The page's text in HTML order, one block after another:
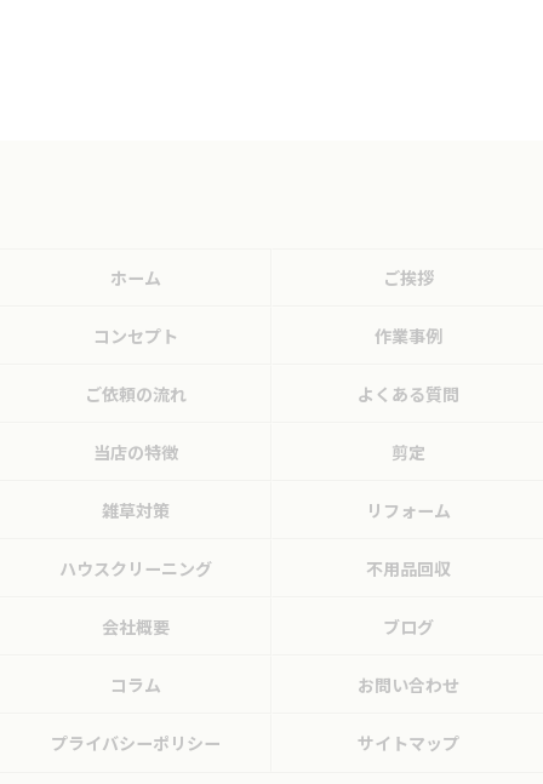
ホーム ご挨拶
コンセプト 作業事例
ご依頼の流れ よくある質問
当店の特徴 剪定
雑草対策 リフォーム
ハウスクリーニング 不用品回収
会社概要 ブログ
コラム お問い合わせ
プライバシーポリシー サイトマップ